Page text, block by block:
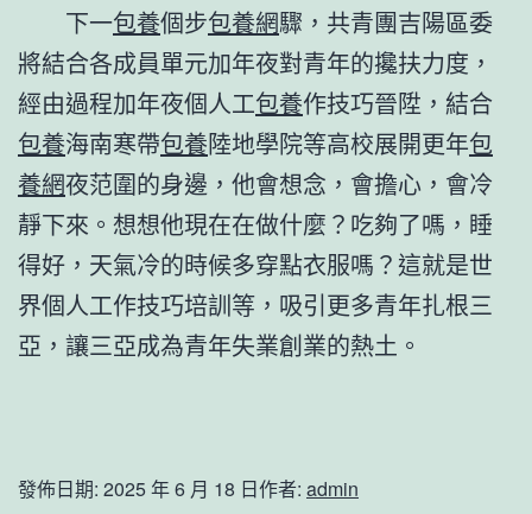
下一包養個步包養網驟，共青團吉陽區委
將結合各成員單元加年夜對青年的攙扶力度，
經由過程加年夜個人工包養作技巧晉陞，結合
包養海南寒帶包養陸地學院等高校展開更年包
養網夜范圍的身邊，他會想念，會擔心，會冷
靜下來。想想他現在在做什麼？吃夠了嗎，睡
得好，天氣冷的時候多穿點衣服嗎？這就是世
界個人工作技巧培訓等，吸引更多青年扎根三
亞，讓三亞成為青年失業創業的熱土。
發佈日期: 2025 年 6 月 18 日作者: admin